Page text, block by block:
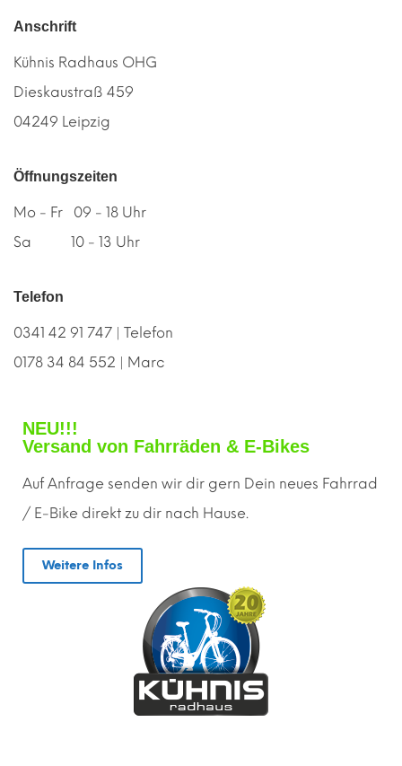
Anschrift
Kühnis Radhaus OHG
Dieskaustraß 459
04249 Leipzig
Öffnungszeiten
Mo - Fr 09 - 18 Uhr
Sa 10 - 13 Uhr
Telefon
0341 42 91 747 | Telefon
0178 34 84 552 | Marc
NEU!!!
Versand von Fahrräden & E-Bikes
Auf Anfrage senden wir dir gern Dein neues Fahrrad
/ E-Bike direkt zu dir nach Hause.
Weitere Infos